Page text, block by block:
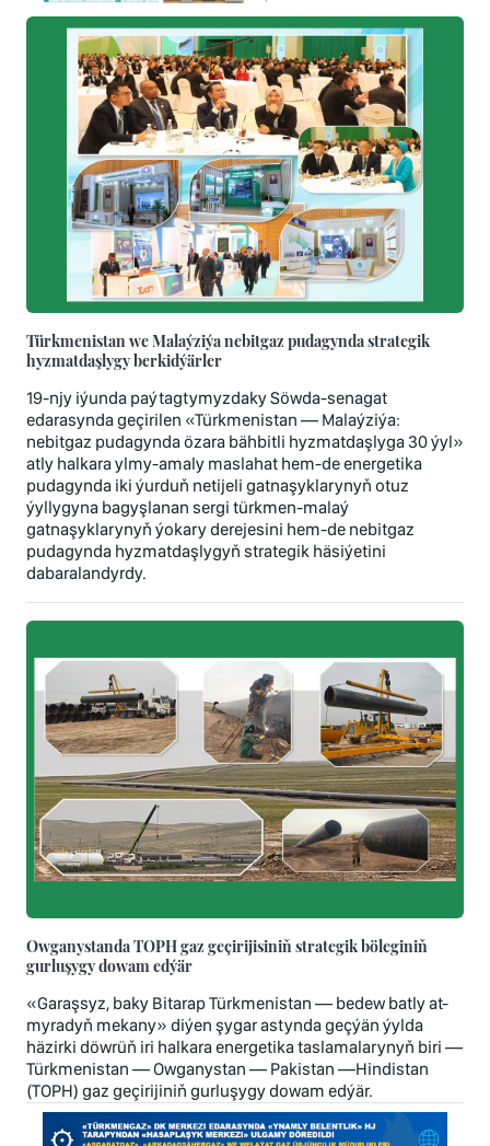
Türkmenistan we Malaýziýa nebitgaz pudagynda strategik
hyzmatdaşlygy berkidýärler
19-njy iýunda paýtagtymyzdaky Söwda-senagat
edarasynda geçirilen «Türkmenistan — Malaýziýa:
nebitgaz pudagynda özara bähbitli hyzmatdaşlyga 30 ýyl»
atly halkara ylmy-amaly maslahat hem-de energetika
pudagynda iki ýurduň netijeli gatnaşyklarynyň otuz
ýyllygyna bagyşlanan sergi türkmen-malaý
gatnaşyklarynyň ýokary derejesini hem-de nebitgaz
pudagynda hyzmatdaşlygyň strategik häsiýetini
dabaralandyrdy.
Owganystanda TOPH gaz geçirijisiniň strategik böleginiň
gurluşygy dowam edýär
«Garaşsyz, baky Bitarap Türkmenistan — bedew batly at-
myradyň mekany» diýen şygar astynda geçýän ýylda
häzirki döwrüň iri halkara energetika taslamalarynyň biri —
Türkmenistan — Owganystan — Pakistan —Hindistan
(TOPH) gaz geçirijiniň gurluşygy dowam edýär.